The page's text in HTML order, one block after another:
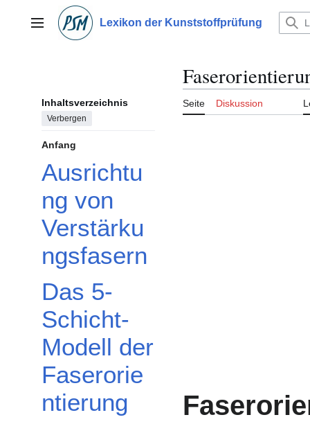
springenHauptmenü Lexikon der Kunststoffprüfung
Inhaltsverzeichnis
Verbergen
Anfang
Ausrichtu
ng von
Verstärku
ngsfasern
Das 5-
Schicht-
Modell der
Faserorie
ntierung
Seite Diskussion